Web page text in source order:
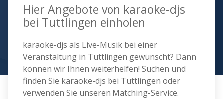
Hier Angebote von karaoke-djs
bei Tuttlingen einholen
karaoke-djs als Live-Musik bei einer
Veranstaltung in Tuttlingen gewünscht? Dann
können wir Ihnen weiterhelfen! Suchen und
finden Sie karaoke-djs bei Tuttlingen oder
verwenden Sie unseren Matching-Service.